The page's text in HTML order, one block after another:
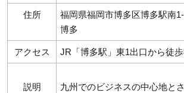
住所
福岡県福岡市博多区博多駅南
博多
アクセス JR「博多駅」東1出口から徒
説明
九州でのビジネスの中心地と